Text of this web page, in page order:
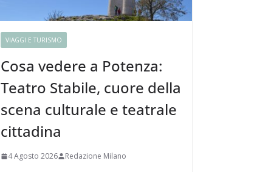
VIAGGI E TURISMO
Cosa vedere a Potenza:
Teatro Stabile, cuore della
scena culturale e teatrale
cittadina
4 Agosto 2026 Redazione Milano